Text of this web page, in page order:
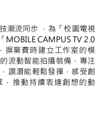
潮流同步 ，為「校園電視
MOBILE CAMPUS TV 2.0
摒棄費時建立工作室的模
流動智能拍攝裝備，專注
譔潛能輕鬆發揮，感受創
，推動持續表達創想的動